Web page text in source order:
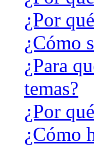
¿Por
¿Cómo
¿Para
temas?
¿Por
¿Cómo